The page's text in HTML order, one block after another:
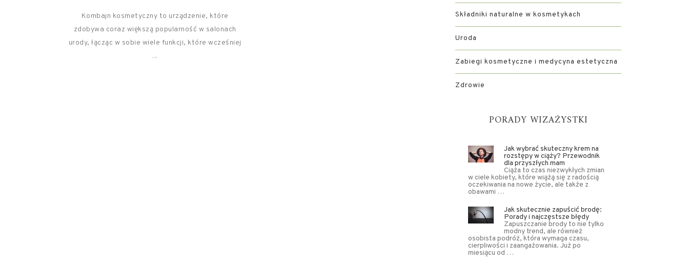
Kombajn kosmetyczny to urządzenie, które
zdobywa coraz większą popularność w salonach
urody, łącząc w sobie wiele funkcji, które wcześniej
...
Składniki naturalne w kosmetykach
Uroda
Zabiegi kosmetyczne i medycyna estetyczna
Zdrowie
PORADY WIZAŻYSTKI
Jak wybrać skuteczny krem na
rozstępy w ciąży? Przewodnik
dla przyszłych mam
Ciąża to czas niezwykłych zmian
w ciele kobiety, które wiążą się z radością
oczekiwania na nowe życie, ale także z
obawami …
Jak skutecznie zapuścić brodę:
Porady i najczęstsze błędy
Zapuszczanie brody to nie tylko
modny trend, ale również
osobista podróż, która wymaga czasu,
cierpliwości i zaangażowania. Już po
miesiącu od …